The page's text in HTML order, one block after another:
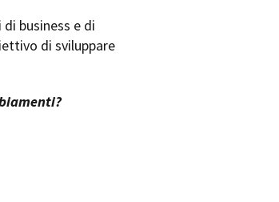
business e di
di sviluppare